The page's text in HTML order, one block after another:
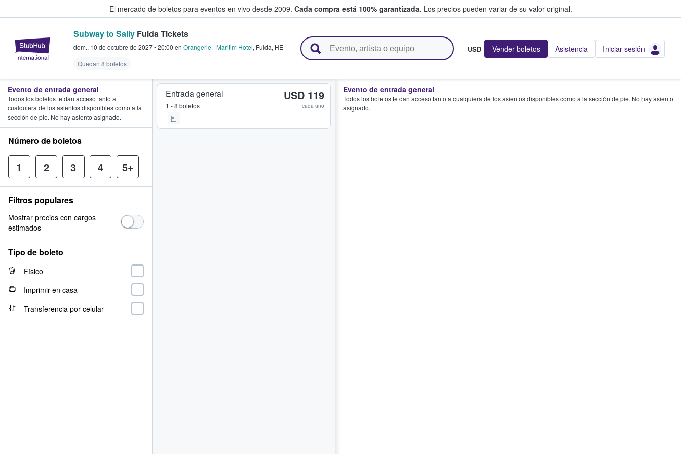
El mercado de boletos para eventos en vivo desde 2009. Cada compra está 100% garantizada. Los precios pueden variar de su valor original.
StubHub: donde los fans compran y venden boletos
Subway to Sally Fulda Tickets
dom., 10 de octubre de 2027•20:00 en Orangerie - Maritim Hotel, Fulda, HE
Quedan 8 boletos
USD Vender boletos Asistencia Iniciar sesión
Entrada general
1 - 8 boletos
USD 119
cada uno
Evento de entrada general
Todos los boletos te dan acceso tanto a cualquiera de los asientos disponibles como a la sección de pie. No hay asiento
asignado.
Evento de entrada general
Todos los boletos te dan acceso tanto a
cualquiera de los asientos disponibles como a la
sección de pie. No hay asiento asignado.
Número de boletos
1 2 3 4 5+
Filtros populares
Mostrar precios con cargos
estimados
Tipo de boleto
Físico
Imprimir en casa
Transferencia por celular